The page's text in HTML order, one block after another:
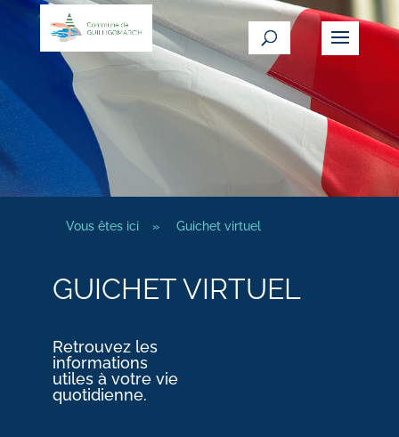
Vous êtes ici » Guichet virtuel
GUICHET VIRTUEL
Retrouvez les
informations
utiles à votre vie
quotidienne.